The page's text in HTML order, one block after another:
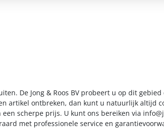
De Jong & Roos BV probeert u op dit
artikel ontbreken, dan kunt u natuurlijk altijd
scherpe prijs. U kunt ons bereiken via
met professionele service en